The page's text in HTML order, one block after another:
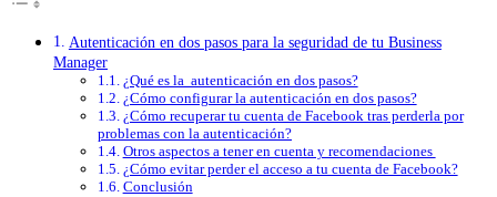
Autenticación en dos pasos para la seguridad de tu Business
Manager
¿Qué es la autenticación en dos pasos?
¿Cómo configurar la autenticación en dos pasos?
¿Cómo recuperar tu cuenta de Facebook tras perderla por
problemas con la autenticación?
Otros aspectos a tener en cuenta y recomendaciones
¿Cómo evitar perder el acceso a tu cuenta de Facebook?
Conclusión